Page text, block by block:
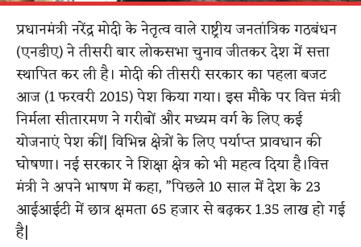
प्रधानमंत्री नरेंद्र मोदी के नेतृत्व वाले राष्ट्रीय जनतांत्रिक गठबंधन
(एनडीए) ने तीसरी बार लोकसभा चुनाव जीतकर देश में सत्ता
स्थापित कर ली है। मोदी की तीसरी सरकार का पहला बजट
आज (1 फरवरी 2015) पेश किया गया। इस मौके पर वित्त मंत्री
निर्मला सीतारमण ने गरीबों और मध्यम वर्ग के लिए कई
योजनाएं पेश कीं| विभिन्न क्षेत्रों के लिए पर्याप्त प्रावधान की
घोषणा। नई सरकार ने शिक्षा क्षेत्र को भी महत्व दिया है।वित्त
मंत्री ने अपने भाषण में कहा, ”पिछले 10 साल में देश के 23
आईआईटी में छात्र क्षमता 65 हजार से बढ़कर 1.35 लाख हो गई
है|